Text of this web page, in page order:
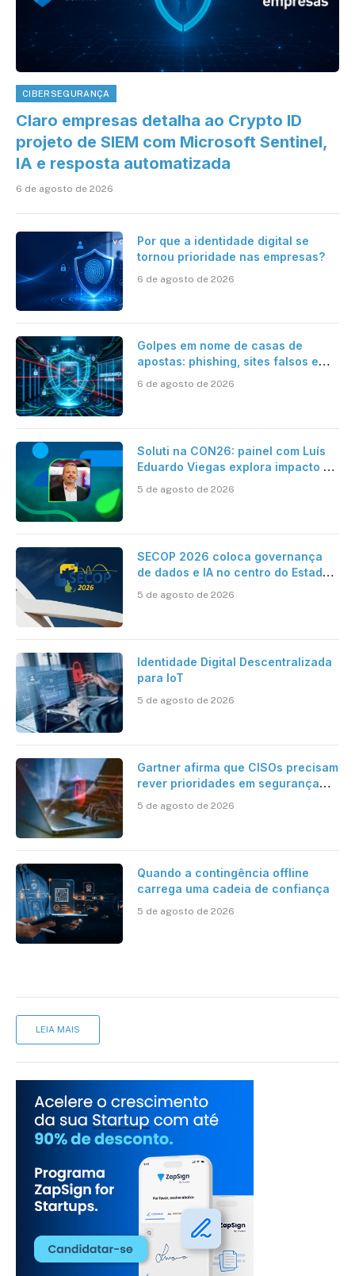
CIBERSEGURANÇA
Claro empresas detalha ao Crypto ID
projeto de SIEM com Microsoft Sentinel,
IA e resposta automatizada
6 de agosto de 2026
Por que a identidade digital se
tornou prioridade nas empresas?
6 de agosto de 2026
Golpes em nome de casas de
apostas: phishing, sites falsos e
como se proteger
6 de agosto de 2026
Soluti na CON26: painel com Luís
Eduardo Viegas explora impacto de
dados e IA na eficiência da
Contabilidade
5 de agosto de 2026
SECOP 2026 coloca governança
de dados e IA no centro do Estado
inteligente
5 de agosto de 2026
Identidade Digital Descentralizada
para IoT
5 de agosto de 2026
Gartner afirma que CISOs precisam
rever prioridades em segurança
desafios impostos pela Inteligência
5 de agosto de 2026
Quando a contingência offline
carrega uma cadeia de confiança
5 de agosto de 2026
LEIA MAIS